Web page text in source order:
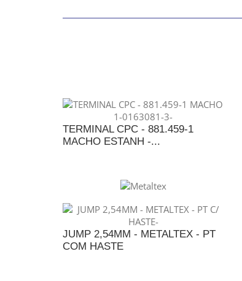
TERMINAL CPC - 881.459-1
MACHO ESTANH -...
JUMP 2,54MM - METALTEX - PT
COM HASTE